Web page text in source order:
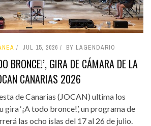
JUL 15, 2026 BY LAGENDARIO
BRONCE!’, GIRA DE CÁMARA DE LA
CANARIAS 2026
de Canarias (JOCAN) ultima los
‘¡A todo bronce!’, un programa de
las ocho islas del 17 al 26 de julio.